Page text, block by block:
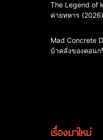
The Legend of
ค่ายทหาร
Mad Concrete
บ้าคลั่งของคอนก
เรื่องมาใหม่